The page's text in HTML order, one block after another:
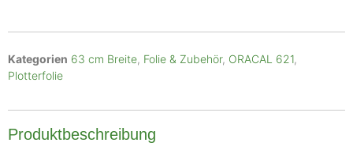
Kategorien 63 cm Breite, Folie & Zubehör, ORACAL 621,
Plotterfolie
Produktbeschreibung